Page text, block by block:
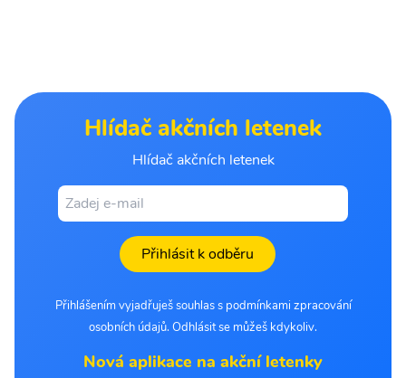
Hlídač akčních letenek
Hlídač akčních letenek
Přihlásit k odběru
Přihlášením vyjadřuješ souhlas s podmínkami zpracování
osobních údajů. Odhlásit se můžeš kdykoliv.
Nová aplikace na akční letenky